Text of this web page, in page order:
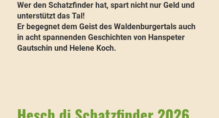
Wer den Schatzfinder hat, spart nicht nur Geld und
unterstützt das Tal!
Er begegnet dem Geist des Waldenburgertals auch
in acht spannenden Geschichten von Hanspeter
Gautschin und Helene Koch.